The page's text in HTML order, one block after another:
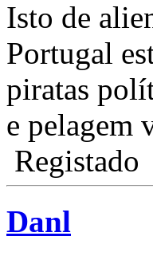
Isto de
Portugal
piratas
e pelagem
Registado
Danl